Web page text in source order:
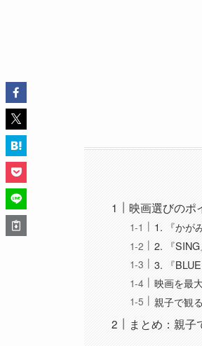
映画選びのポ
1. 『かが
2. 『
3. 『
映画を最
親子で観
まとめ：親子